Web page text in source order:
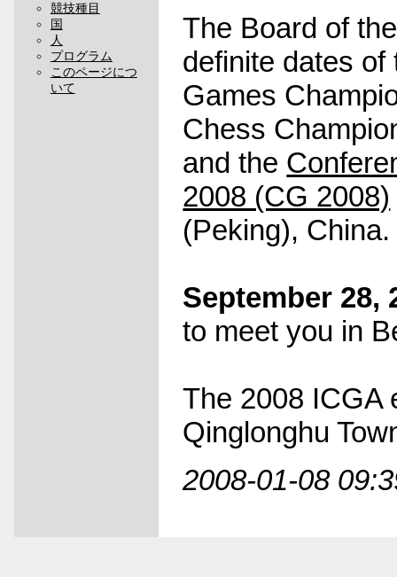
競技種目
国
人
プログラム
このページにつ
いて
The Board of
definite dates of
Games
Chess
and the
2008 (CG 2008)
(Peking), China.
September 28,
to meet you in
The 2008 ICGA
Qinglonghu
2008-01-08